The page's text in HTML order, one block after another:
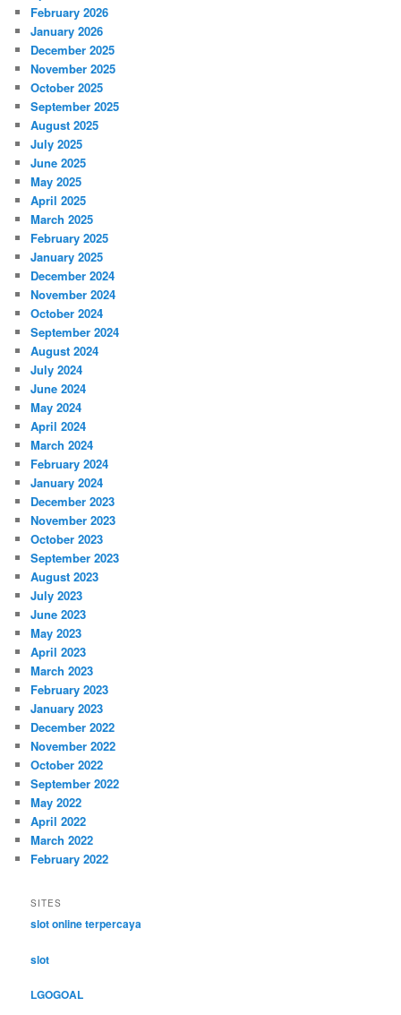
February 2026
January 2026
December 2025
November 2025
October 2025
September 2025
August 2025
July 2025
June 2025
May 2025
April 2025
March 2025
February 2025
January 2025
December 2024
November 2024
October 2024
September 2024
August 2024
July 2024
June 2024
May 2024
April 2024
March 2024
February 2024
January 2024
December 2023
November 2023
October 2023
September 2023
August 2023
July 2023
June 2023
May 2023
April 2023
March 2023
February 2023
January 2023
December 2022
November 2022
October 2022
September 2022
May 2022
April 2022
March 2022
February 2022
SITES
slot online terpercaya
slot
LGOGOAL